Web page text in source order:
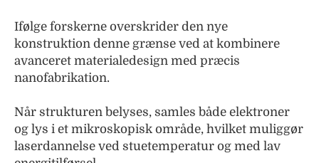
Ifølge forskerne overskrider den nye
konstruktion denne grænse ved at kombinere
avanceret materialedesign med præcis
nanofabrikation.
Når strukturen belyses, samles både elektroner
og lys i et mikroskopisk område, hvilket muliggør
laserdannelse ved stuetemperatur og med lav